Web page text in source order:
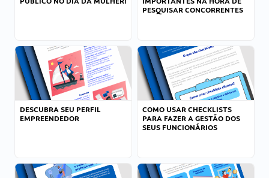
PESQUISAR CONCORRENTES
DESCUBRA SEU PERFIL
EMPREENDEDOR
COMO USAR CHECKLISTS
PARA FAZER A GESTÃO DOS
SEUS FUNCIONÁRIOS